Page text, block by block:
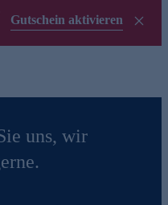
Gutschein aktivieren
uns, wir